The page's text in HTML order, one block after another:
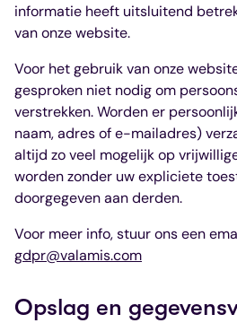
informatie heeft uitsluitend
van onze website.
Voor het gebruik van onze
gesproken niet nodig om
verstrekken. Worden er
naam, adres of e-mailadres)
altijd zo veel mogelijk op
worden zonder uw expliciete
doorgegeven aan derden.
Voor meer info, stuur ons een
gdpr@valamis.com
Opslag en